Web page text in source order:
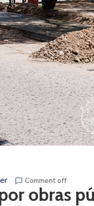
Comment off
obras